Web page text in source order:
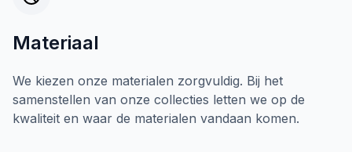
Materiaal
We kiezen onze materialen zorgvuldig. Bij het
samenstellen van onze collecties letten we op de
kwaliteit en waar de materialen vandaan komen.